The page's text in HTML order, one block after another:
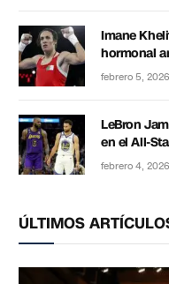
Imane
hormonal
febrero 5, 2026
LeBron
en el All-
febrero 4, 2026
ÚLTIMOS